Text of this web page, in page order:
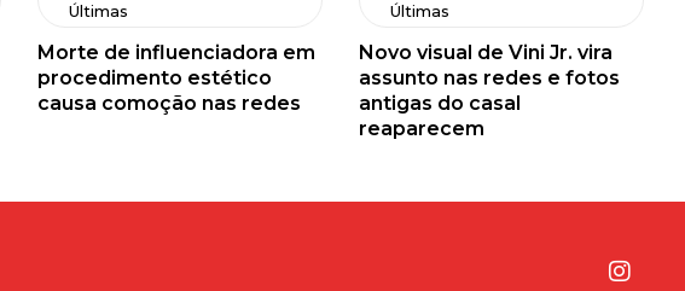
Últimas
Morte de influenciadora em
procedimento estético
causa comoção nas redes
Últimas
Novo visual de Vini Jr. vira
assunto nas redes e fotos
antigas do casal
reaparecem